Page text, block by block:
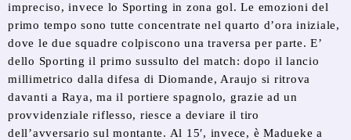
impreciso, invece lo Sporting in zona gol. Le emozioni del
primo tempo sono tutte concentrate nel quarto d’ora iniziale,
dove le due squadre colpiscono una traversa per parte. E’
dello Sporting il primo sussulto del match: dopo il lancio
millimetrico dalla difesa di Diomande, Araujo si ritrova
davanti a Raya, ma il portiere spagnolo, grazie ad un
provvidenziale riflesso, riesce a deviare il tiro
dell’avversario sul montante. Al 15′, invece, è Madueke a